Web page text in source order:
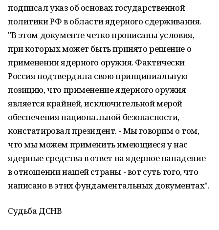
подписал указ об основах государственной
политики РФ в области ядерного сдерживания.
"В этом документе четко прописаны условия,
при которых может быть принято решение о
применении ядерного оружия. Фактически
Россия подтвердила свою принципиальную
позицию, что применение ядерного оружия
является крайней, исключительной мерой
обеспечения национальной безопасности, -
констатировал президент. - Мы говорим о том,
что мы можем применить имеющиеся у нас
ядерные средства в ответ на ядерное нападение
в отношении нашей страны - вот суть того, что
написано в этих фундаментальных документах".
Судьба ДСНВ